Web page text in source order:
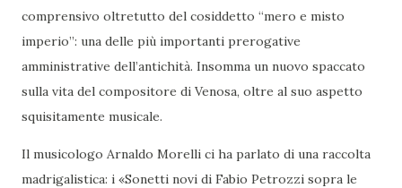
comprensivo oltretutto del cosiddetto “mero e misto
imperio”: una delle più importanti prerogative
amministrative dell’antichità. Insomma un nuovo spaccato
sulla vita del compositore di Venosa, oltre al suo aspetto
squisitamente musicale.
Il musicologo Arnaldo Morelli ci ha parlato di una raccolta
madrigalistica: i «Sonetti novi di Fabio Petrozzi sopra le